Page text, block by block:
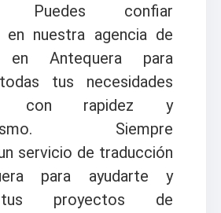
Puedes confiar
en nuestra agencia de
en Antequera para
tus necesidades
con rapidez y
Siempre
servicio de traducción
para ayudarte y
proyectos de